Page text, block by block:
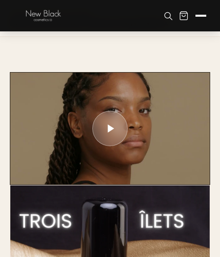
Accueil›Boutique›Tom de Pele
BASE FLUIDA NEW BLACK À PROVA DE TRANSFERÊNCIA